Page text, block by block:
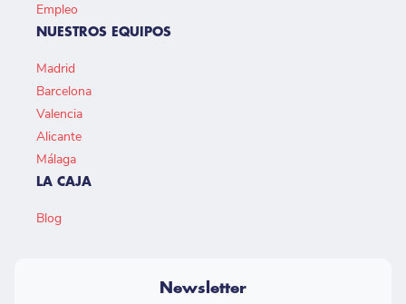
Empleo
NUESTROS EQUIPOS
Madrid
Barcelona
Valencia
Alicante
Málaga
LA CAJA
Blog
Newsletter